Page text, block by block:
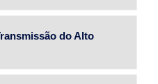
do Alto